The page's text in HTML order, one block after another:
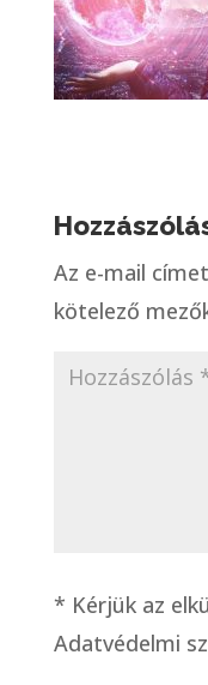
Az e-mail
kötelező
* Kérjük az
Adatvédelmi